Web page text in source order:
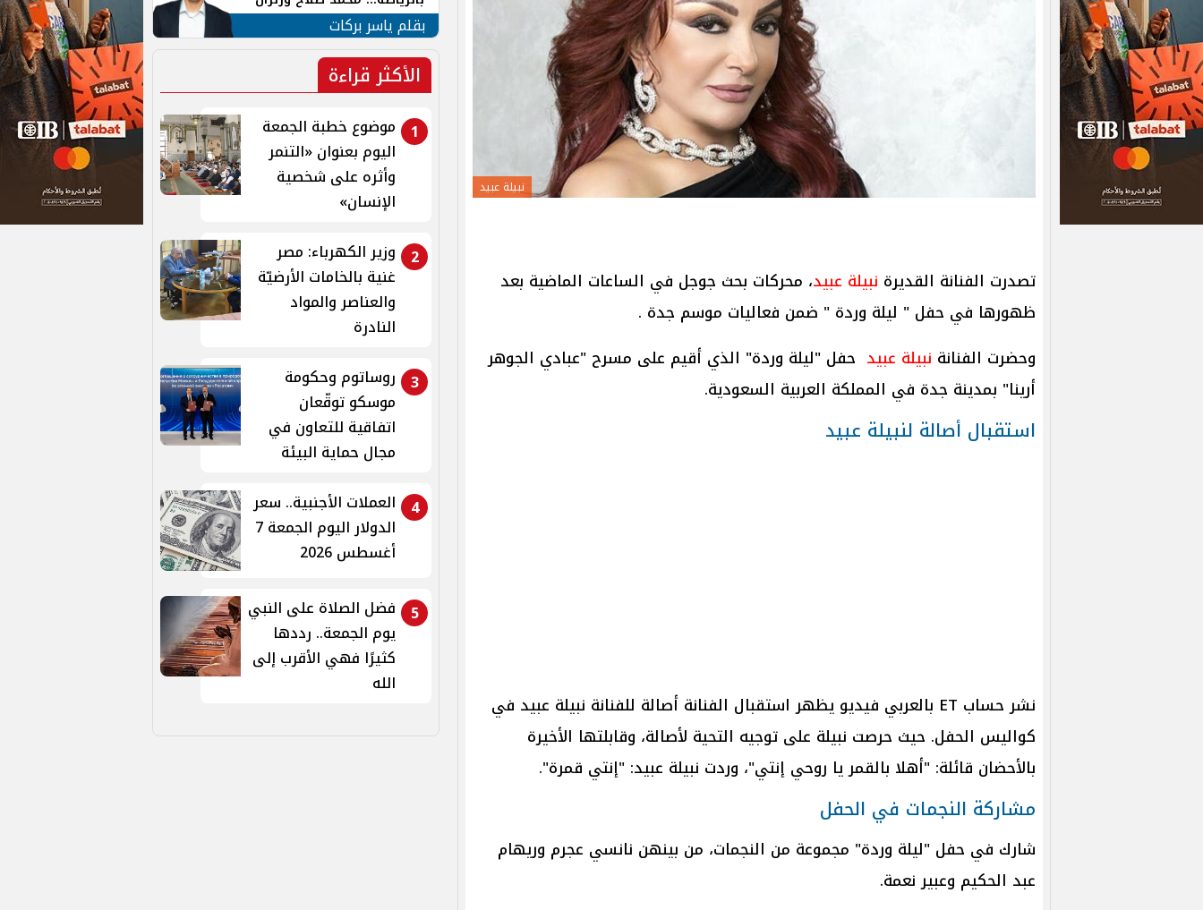
نبيلة عبيد
تصدرت الفنانة القديرة نبيلة عبيد، محركات بحث جوجل في الساعات الماضية بعد
ظهورها في حفل " ليلة وردة " ضمن فعاليات موسم جدة .
وحضرت الفنانة نبيلة عبيد حفل "ليلة وردة" الذي أقيم على مسرح "عبادي الجوهر
أرينا" بمدينة جدة في المملكة العربية السعودية.
استقبال أصالة لنبيلة عبيد
نشر حساب ET بالعربي فيديو يظهر استقبال الفنانة أصالة للفنانة نبيلة عبيد في
كواليس الحفل. حيث حرصت نبيلة على توجيه التحية لأصالة، وقابلتها الأخيرة
بالأحضان قائلة: "أهلا بالقمر يا روحي إنتي"، وردت نبيلة عبيد: "إنتي قمرة".
مشاركة النجمات في الحفل
شارك في حفل "ليلة وردة" مجموعة من النجمات، من بينهن نانسي عجرم وريهام
عبد الحكيم وعبير نعمة.
الهوية في الشارع التركي
بقلم ياسر بركات
الأكثر قراءة
1
موضوع خطبة الجمعة
اليوم بعنوان «التنمر
وأثره على شخصية
الإنسان»
2
وزير الكهرباء: مصر
غنية بالخامات الأرضيّة
والعناصر والمواد
النادرة
3 روساتوم وحكومة
موسكو توقّعان
اتفاقية للتعاون في
مجال حماية البيئة
4
العملات الأجنبية.. سعر
الدولار اليوم الجمعة 7
أغسطس 2026
5
فضل الصلاة على النبي
يوم الجمعة.. رددها
كثيرًا فهي الأقرب إلى
الله